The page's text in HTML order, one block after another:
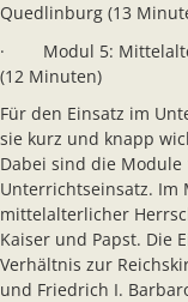
Quedlinburg (13
· Modul 5: Mittelalter
(12 Minuten)
Für den Einsatz im
sie kurz und knapp
Dabei sind die
Unterrichtseinsatz. Im
mittelalterlicher
Kaiser und Papst. Die
Verhältnis zur
und Friedrich I.